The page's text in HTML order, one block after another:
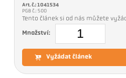
Art. č.: 1041534
PGB č.: 500
Tento článek si od nás můžete
Množství:
Vyžádat článek